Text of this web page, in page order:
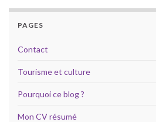
PAGES
Contact
Tourisme et culture
Pourquoi ce blog ?
Mon CV résumé